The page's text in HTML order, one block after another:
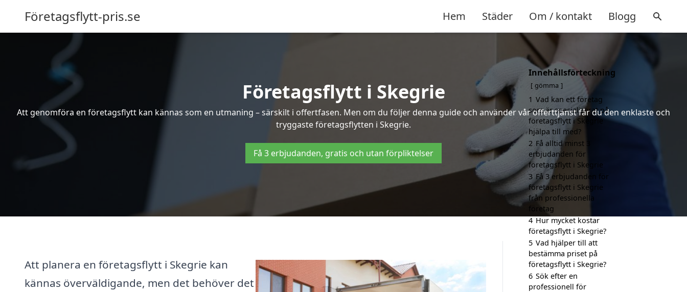
Företagsflytt-pris.se Hem Städer Om / kontakt Blogg
Företagsflytt i Skegrie
Att genomföra en företagsflytt kan kännas som en utmaning – särskilt i offertfasen. Men om du följer denna guide och använder vår offerttjänst får du den enklaste och
tryggaste företagsflytten i Skegrie.
Få 3 erbjudanden, gratis och utan förpliktelser
Att planera en företagsflytt i Skegrie kan
kännas överväldigande, men det behöver det
Innehållsförteckning
gömma
1 Vad kan ett företag
som är specialiserat på
företagsflytt i Skegrie
hjälpa till med?
2 Få alltid minst 3
erbjudanden för
företagsflytt i Skegrie
3 Få 3 erbjudanden för
företagsflytt i Skegrie
från professionella
företag
4 Hur mycket kostar
företagsflytt i Skegrie?
5 Vad hjälper till att
bestämma priset på
företagsflytt i Skegrie?
6 Sök efter en
professionell för